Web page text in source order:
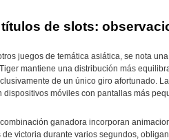
de slots:
juegos de temática asiática, se nota
mantiene una distribución más
de un único giro afortunado.
móviles con pantallas más
ganadora incorporan
victoria durante varios segundos,